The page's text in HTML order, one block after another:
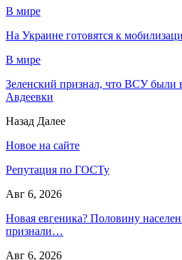
В мире
На Украине готовятся к
В мире
Зеленский признал, что ВСУ были
Авдеевки
Назад Далее
Новое на сайте
Репутация по ГОСТу
Авг 6, 2026
Новая евгеника? Половину
признали…
Авг 6, 2026